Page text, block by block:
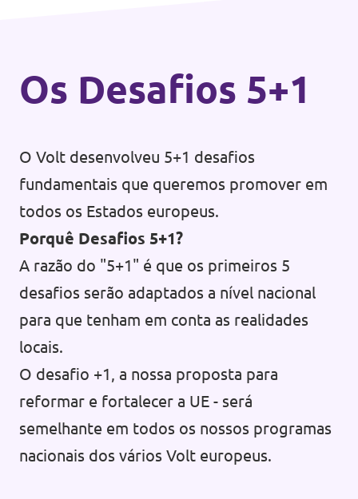
Os Desafios 5+1
O Volt desenvolveu 5+1 desafios
fundamentais que queremos promover em
todos os Estados europeus.
Porquê Desafios 5+1?
A razão do "5+1" é que os primeiros 5
desafios serão adaptados a nível nacional
para que tenham em conta as realidades
locais.
O desafio +1, a nossa proposta para
reformar e fortalecer a UE - será
semelhante em todos os nossos programas
nacionais dos vários Volt europeus.